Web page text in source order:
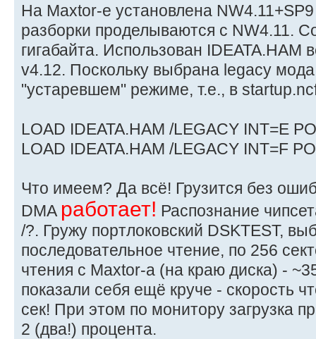
На Maxtor-е установлена
разборки проделываются с NW4.11.
гигабайта. Использован IDEATA.HAM
v4.12. Поскольку выбрана legacy
"устаревшем" режиме, т.е., в
LOAD IDEATA.HAM /LEGACY INT=E
LOAD IDEATA.HAM /LEGACY INT=F
Что имеем? Да всё! Грузится без
DMA работает! Распознание
/?. Гружу портлоковский DSKTEST,
последовательное чтение, по 256
чтения с Maxtor-а (на краю диска) -
показали себя ещё круче - скорость
сек! При этом по монитору загрузка
2 (два!) процента.